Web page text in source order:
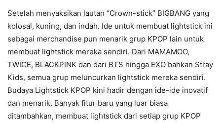
Setelah menyaksikan lautan “Crown-stick” BIGBANG yang
kolosal, kuning, dan indah. Ide untuk membuat lightstick ini
sebagai merchandise pun menarik grup KPOP lain untuk
membuat lightstick mereka sendiri. Dari MAMAMOO,
TWICE, BLACKPINK dan dari BTS hingga EXO bahkan Stray
Kids, semua grup meluncurkan lightstick mereka sendiri.
Budaya Lightstick KPOP kini hadir dengan ide-ide inovatif
dan menarik. Banyak fitur baru yang luar biasa
ditambahkan, membuat lightstick dari setiap grup KPOP